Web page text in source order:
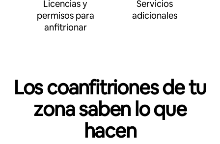
Licencias y
permisos para
anfitrionar
Servicios
adicionales
Los coanfitriones de tu
zona saben lo que
hacen